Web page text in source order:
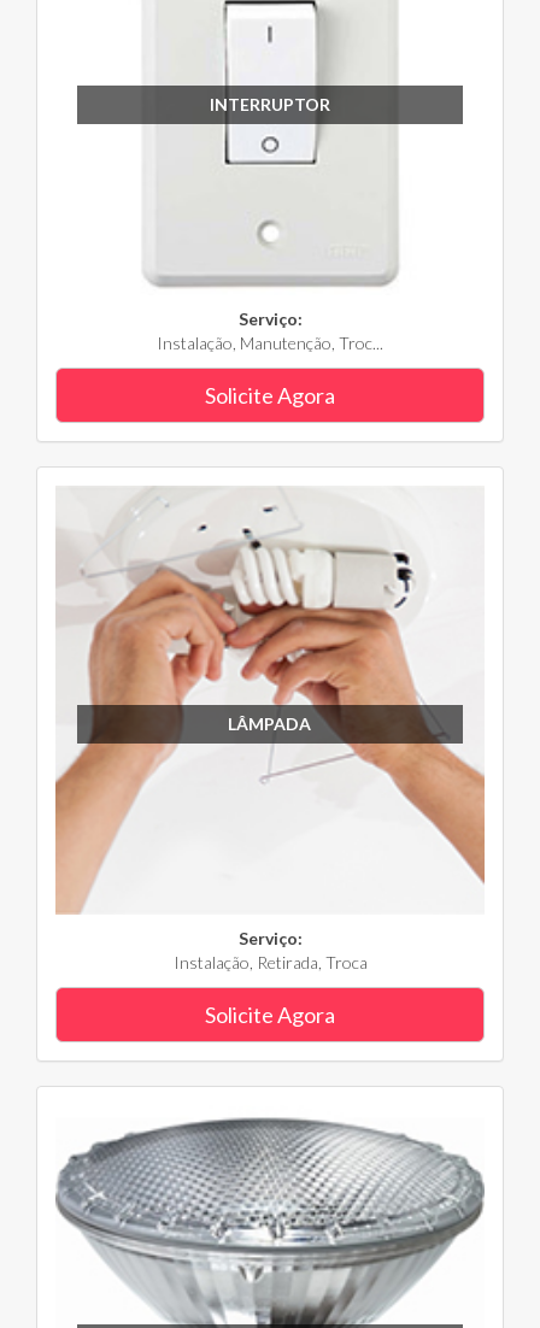
INTERRUPTOR
Serviço:
Instalação, Manutenção, Troc...
Solicite Agora
LÂMPADA
Serviço:
Instalação, Retirada, Troca
Solicite Agora